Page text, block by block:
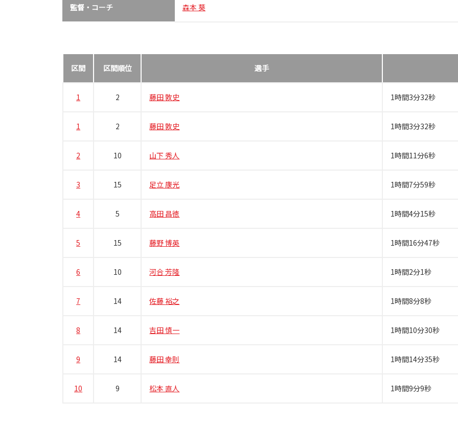
監督・コーチ 森本 葵
区間 区間順位 選手
1 2 藤田 敦史 1時間3分32秒
1 2 藤田 敦史 1時間3分32秒
2 10 山下 秀人 1時間11分6秒
3 15 足立 康光 1時間7分59秒
4 5 高田 昌徳 1時間4分15秒
5 15 藤野 博英 1時間16分47秒
6 10 河合 芳隆 1時間2分1秒
7 14 佐藤 裕之 1時間8分8秒
8 14 吉田 慎一 1時間10分30秒
9 14 藤田 幸則 1時間14分35秒
10 9 松本 直人 1時間9分9秒